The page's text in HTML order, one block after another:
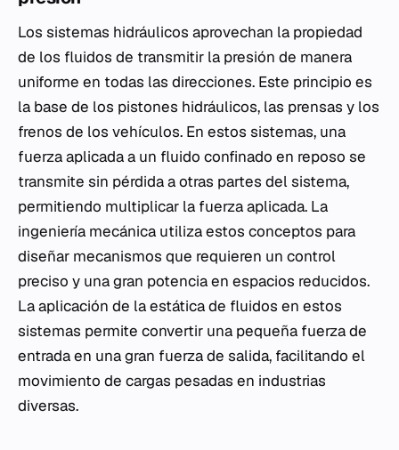
Los sistemas hidráulicos aprovechan la propiedad
de los fluidos de transmitir la presión de manera
uniforme en todas las direcciones. Este principio es
la base de los pistones hidráulicos, las prensas y los
frenos de los vehículos. En estos sistemas, una
fuerza aplicada a un fluido confinado en reposo se
transmite sin pérdida a otras partes del sistema,
permitiendo multiplicar la fuerza aplicada. La
ingeniería mecánica utiliza estos conceptos para
diseñar mecanismos que requieren un control
preciso y una gran potencia en espacios reducidos.
La aplicación de la estática de fluidos en estos
sistemas permite convertir una pequeña fuerza de
entrada en una gran fuerza de salida, facilitando el
movimiento de cargas pesadas en industrias
diversas.